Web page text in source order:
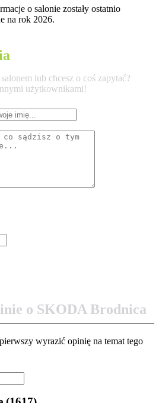
o salonie zostały ostatnio
na rok 2026.
lub chcesz o coś zapytać?
użytkownikami!
o SKODA Brodnica
wyrazić opinię na temat tego